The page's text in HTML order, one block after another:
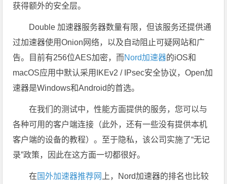
获得额外的安全层。
Double 加速器服务器数量有限，但该服务还提供通
过加速器使用Onion网络，以及自动阻止可疑网站和广
告。目前有256位AES加密，而Nord加速器的iOS和
macOS应用中默认采用IKEv2 / IPsec安全协议，Open加
速器是Windows和Android的首选。
在我们的测试中，性能方面提供的服务，您可以与
各种可用的客户端连接（此外，还有一些没有提供本机
客户端的设备的教程）。至于隐私，该公司实施了“无记
录”政策，因此在这方面一切都很好。
在 国外加速器推荐网
上，Nord加速器的排名也比较